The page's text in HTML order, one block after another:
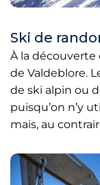
Ski de
À la
de Valdeblore.
de ski alpin ou
puisqu’on n’y
mais, au